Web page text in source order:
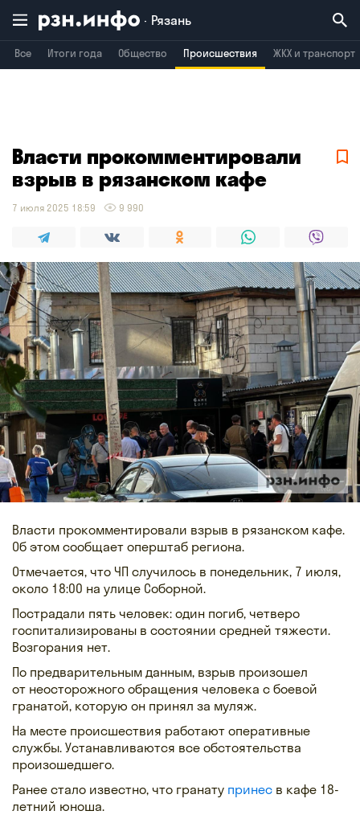
Рязань
Все Итоги года Общество Происшествия ЖКХ и транспорт
Воронеж Брянск
Власти прокомментировали
взрыв в рязанском кафе
7 июля 2025 18:59 9 990
Власти прокомментировали взрыв в рязанском кафе.
Об этом сообщает оперштаб региона.
Отмечается, что ЧП случилось в понедельник, 7 июля,
около 18:00 на улице Соборной.
Пострадали пять человек: один погиб, четверо
госпитализированы в состоянии средней тяжести.
Возгорания нет.
По предварительным данным, взрыв произошел
от неосторожного обращения человека с боевой
гранатой, которую он принял за муляж.
На месте происшествия работают оперативные
службы. Устанавливаются все обстоятельства
произошедшего.
Ранее стало известно, что гранату принес в кафе 18-
летний юноша.